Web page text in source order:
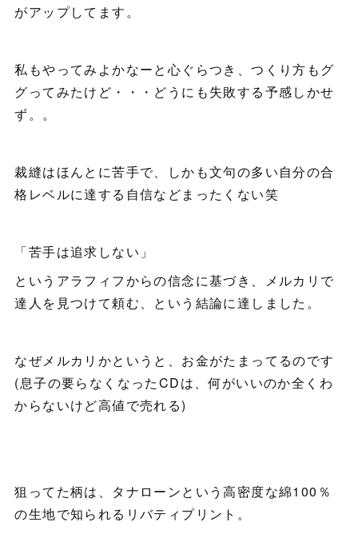
がアップしてます。
私もやってみよかなーと心ぐらつき、つくり方もグ
グってみたけど・・・どうにも失敗する予感しかせ
ず。。
裁縫はほんとに苦手で、しかも文句の多い自分の合
格レベルに達する自信などまったくない笑
「苦手は追求しない」
というアラフィフからの信念に基づき、メルカリで
達人を見つけて頼む、という結論に達しました。
なぜメルカリかというと、お金がたまってるのです
(息子の要らなくなったCDは、何がいいのか全くわ
からないけど高値で売れる)
狙ってた柄は、タナローンという高密度な綿100％
の生地で知られるリバティプリント。